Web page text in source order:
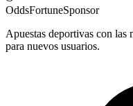
OddsFortuneSponsor
Apuestas deportivas con las
para nuevos usuarios.